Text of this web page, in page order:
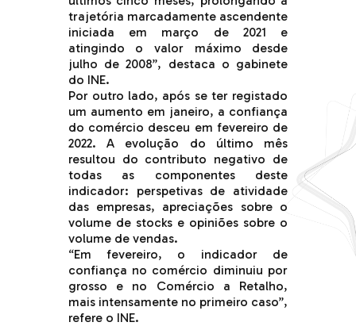
trajetória marcadamente ascendente
iniciada em março de 2021 e
atingindo o valor máximo desde
julho de 2008”, destaca o gabinete
do INE.
Por outro lado, após se ter registado
um aumento em janeiro, a confiança
do comércio desceu em fevereiro de
2022. A evolução do último mês
resultou do contributo negativo de
todas as componentes deste
indicador: perspetivas de atividade
das empresas, apreciações sobre o
volume de stocks e opiniões sobre o
volume de vendas.
“Em fevereiro, o indicador de
confiança no comércio diminuiu por
grosso e no Comércio a Retalho,
mais intensamente no primeiro caso”,
refere o INE.